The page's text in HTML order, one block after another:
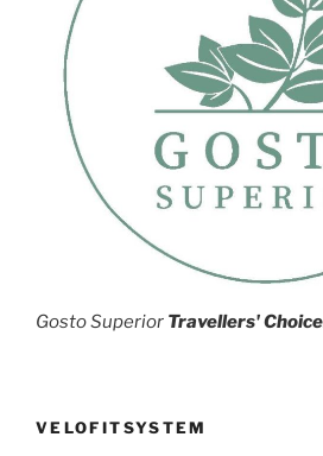
Gosto Superior Travellers'
VELOFITSYSTEM